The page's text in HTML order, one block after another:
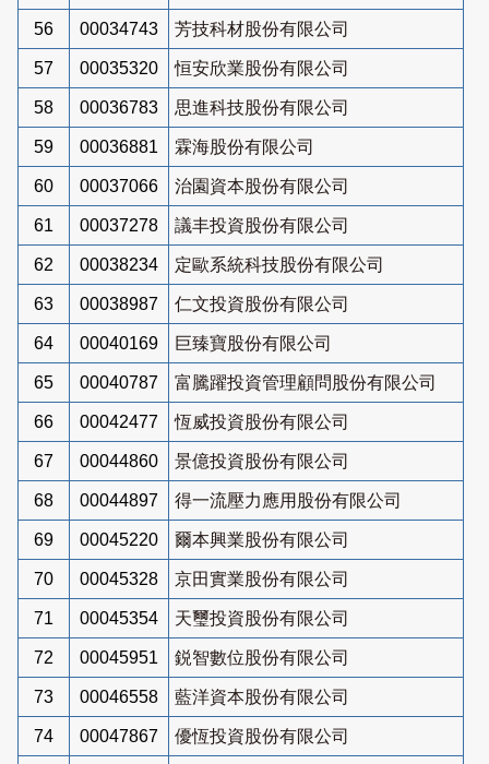
56 00034743 芳技科材股份有限公司
57 00035320 恒安欣業股份有限公司
58 00036783 思進科技股份有限公司
59 00036881 霖海股份有限公司
60 00037066 治園資本股份有限公司
61 00037278 議丰投資股份有限公司
62 00038234 定歐系統科技股份有限公司
63 00038987 仁文投資股份有限公司
64 00040169 巨臻寶股份有限公司
65 00040787 富騰躍投資管理顧問股份有限公司
66 00042477 恆威投資股份有限公司
67 00044860 景億投資股份有限公司
68 00044897 得一流壓力應用股份有限公司
69 00045220 爾本興業股份有限公司
70 00045328 京田實業股份有限公司
71 00045354 天璽投資股份有限公司
72 00045951 鋭智數位股份有限公司
73 00046558 藍洋資本股份有限公司
74 00047867 優恆投資股份有限公司